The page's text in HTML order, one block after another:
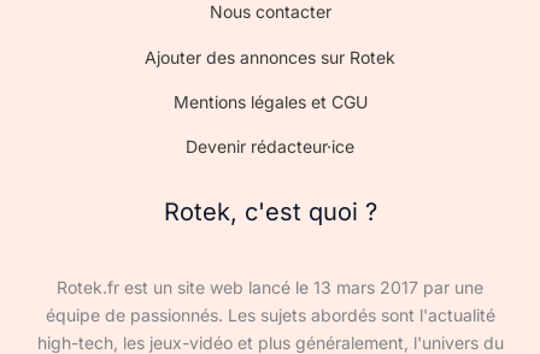
Nous contacter
Ajouter des annonces sur Rotek
Mentions légales et CGU
Devenir rédacteur·ice
Rotek, c'est quoi ?
Rotek.fr est un site web lancé le 13 mars 2017 par une
équipe de passionnés. Les sujets abordés sont l'actualité
high-tech, les jeux-vidéo et plus généralement, l'univers du